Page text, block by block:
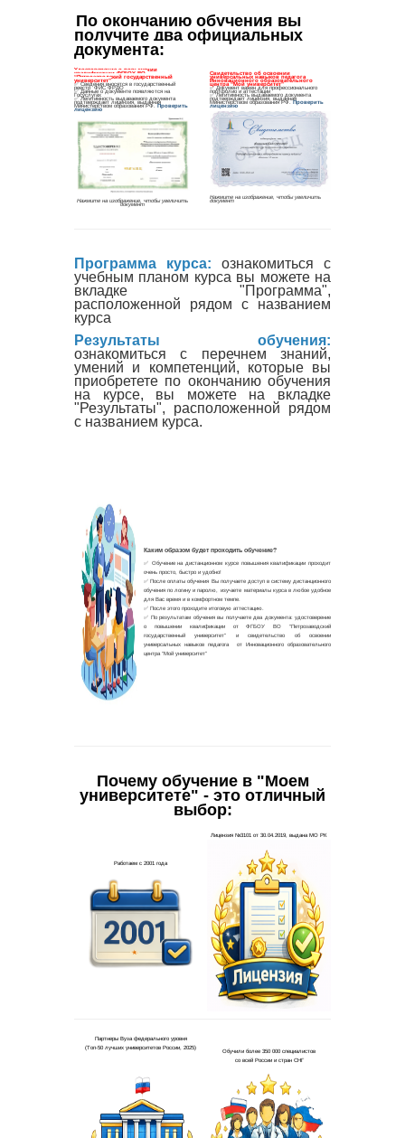
По окончанию обучения вы
получите два официальных
документа:
Программа курса: ознакомиться с
учебным планом курса вы можете на
вкладке "Программа",
расположенной рядом с названием
курса
Результаты обучения:
ознакомиться с перечнем знаний,
умений и компетенций, которые вы
приобретете по окончанию обучения
на курсе, вы можете на вкладке
"Результаты", расположенной рядом
с названием курса.
Почему обучение в "Моем
университете" - это отличный
выбор: